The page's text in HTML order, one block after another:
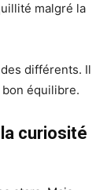
malgré la
différents. Il
équilibre.
curiosité